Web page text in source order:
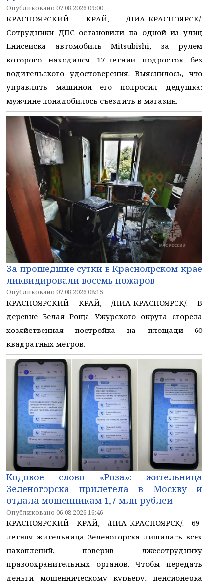
Опубликовано 07.08.2026 09:00
КРАСНОЯРСКИЙ КРАЙ, /НИА-КРАСНОЯРСК/.
Сотрудники ДПС остановили на одной из улиц
Енисейска автомобиль Mitsubishi, за рулем
которого находился 17-летний подросток без
водительского удостоверения. Выяснилось, что
управлять машиной его попросил дедушка:
мужчине понадобилось съездить в магазин.
За прошедшие сутки в Красноярском крае
ликвидировали восемь пожаров
Опубликовано 07.08.2026 08:15
КРАСНОЯРСКИЙ КРАЙ, /НИА-КРАСНОЯРСК/. В
деревне Белая Роща Ужурского округа сгорела
хозяйственная постройка на площади 60
квадратных метров.
Кодовое слово «Роза»: жительница
Зеленогорска прилетела в Москву и
отдала мошенникам 1,7 млн рублей
Опубликовано 06.08.2026 16:46
КРАСНОЯРСКИЙ КРАЙ, /НИА-КРАСНОЯРСК/. 69-
летняя жительница Зеленогорска лишилась всех
накоплений, поверив лжесотруднику
правоохранительных органов. Чтобы передать
деньги мошенническому курьеру, пенсионерка